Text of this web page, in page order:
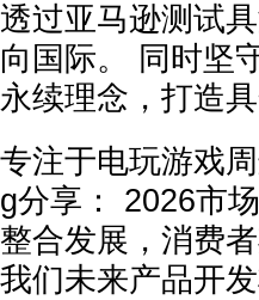
透过亚马逊测试
向国际。 同时坚
永续理念，打造
专注于电玩游戏
g分享： 2026市
整合发展，消费
我们未来产品开